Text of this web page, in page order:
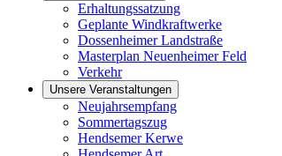
Erhaltungssatzung
Geplante Windkraftwerke
Dossenheimer Landstraße
Masterplan Neuenheimer Feld
Verkehr
Unsere Veranstaltungen
Neujahrsempfang
Sommertagszug
Hendsemer Kerwe